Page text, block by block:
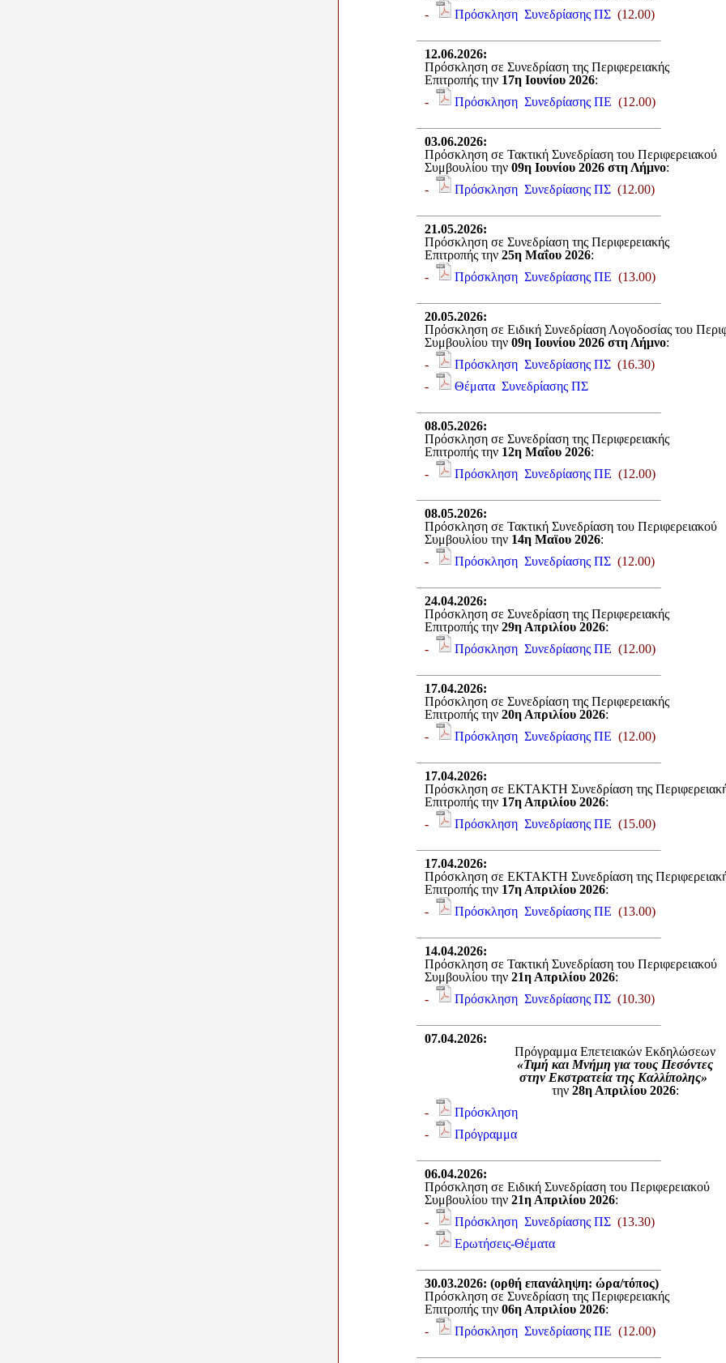
-
Πρόσκληση Συνεδρίασης ΠΣ (12.00)
12.06.2026:
Πρόσκληση σε Συνεδρίαση της Περιφερειακής
Επιτροπής την 17η Ιουνίου 2026:
-
Πρόσκληση Συνεδρίασης ΠΕ (12.00)
03.06.2026:
Πρόσκληση σε Τακτική Συνεδρίαση του Περιφερειακού
Συμβουλίου την 09η Ιουνίου 2026 στη Λήμνο:
-
Πρόσκληση Συνεδρίασης ΠΣ (12.00)
21.05.2026:
Πρόσκληση σε Συνεδρίαση της Περιφερειακής
Επιτροπής την 25η Μαΐου 2026:
-
Πρόσκληση Συνεδρίασης ΠΕ (13.00)
20.05.2026:
Πρόσκληση σε Ειδική Συνεδρίαση Λογοδοσίας του
Συμβουλίου την 09η Ιουνίου 2026 στη Λήμνο:
-
Πρόσκληση Συνεδρίασης ΠΣ (16.30)
-
Θέματα Συνεδρίασης ΠΣ
08.05.2026:
Πρόσκληση σε Συνεδρίαση της Περιφερειακής
Επιτροπής την 12η Μαΐου 2026:
-
Πρόσκληση Συνεδρίασης ΠΕ (12.00)
08.05.2026:
Πρόσκληση σε Τακτική Συνεδρίαση του Περιφερειακού
Συμβουλίου την 14η Μαϊου 2026:
-
Πρόσκληση Συνεδρίασης ΠΣ (12.00)
24.04.2026:
Πρόσκληση σε Συνεδρίαση της Περιφερειακής
Επιτροπής την 29η Απριλίου 2026:
-
Πρόσκληση Συνεδρίασης ΠΕ (12.00)
17.04.2026:
Πρόσκληση σε Συνεδρίαση της Περιφερειακής
Επιτροπής την 20η Απριλίου 2026:
-
Πρόσκληση Συνεδρίασης ΠΕ (12.00)
17.04.2026:
Πρόσκληση σε ΕΚΤΑΚΤΗ Συνεδρίαση της
Επιτροπής την 17η Απριλίου 2026:
-
Πρόσκληση Συνεδρίασης ΠΕ (15.00)
17.04.2026:
Πρόσκληση σε ΕΚΤΑΚΤΗ Συνεδρίαση της
Επιτροπής την 17η Απριλίου 2026:
-
Πρόσκληση Συνεδρίασης ΠΕ (13.00)
14.04.2026:
Πρόσκληση σε Τακτική Συνεδρίαση του Περιφερειακού
Συμβουλίου την 21η Απριλίου 2026:
-
Πρόσκληση Συνεδρίασης ΠΣ (10.30)
07.04.2026:
Πρόγραμμα Επετειακών Εκδηλώσεων
«Τιμή και Μνήμη για τους Πεσόντες
στην Εκστρατεία της Καλλίπολης»
την 28η Απριλίου 2026:
-
Πρόσκληση
-
Πρόγραμμα
06.04.2026:
Πρόσκληση σε Ειδική Συνεδρίαση του Περιφερειακού
Συμβουλίου την 21η Απριλίου 2026:
-
Πρόσκληση Συνεδρίασης ΠΣ (13.30)
-
Ερωτήσεις-Θέματα
30.03.2026: (ορθή επανάληψη: ώρα/τόπος)
Πρόσκληση σε Συνεδρίαση της Περιφερειακής
Επιτροπής την 06η Απριλίου 2026:
-
Πρόσκληση Συνεδρίασης ΠΕ (12.00)